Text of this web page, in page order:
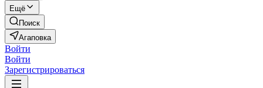
Ещё
Поиск
Агаповка
Войти
Войти
Зарегистрироваться